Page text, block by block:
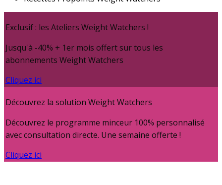
Exclusif : les Ateliers Weight Watchers !
Jusqu'à -40% + 1er mois offert sur tous les
abonnements Weight Watchers
Cliquez ici
Découvrez la solution Weight Watchers
Découvrez le programme minceur 100% personnalisé
avec consultation directe. Une semaine offerte !
Cliquez ici